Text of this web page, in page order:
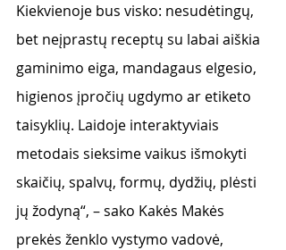
Kiekvienoje bus visko: nesudėtingų,
bet neįprastų receptų su labai aiškia
gaminimo eiga, mandagaus elgesio,
higienos įpročių ugdymo ar etiketo
taisyklių. Laidoje interaktyviais
metodais sieksime vaikus išmokyti
skaičių, spalvų, formų, dydžių, plėsti
jų žodyną“, – sako Kakės Makės
prekės ženklo vystymo vadovė,